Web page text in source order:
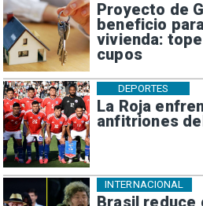
Proyecto de
beneficio
vivienda: tope
cupos
La Roja
anfitriones
DEPORTES
INTERNACIONAL